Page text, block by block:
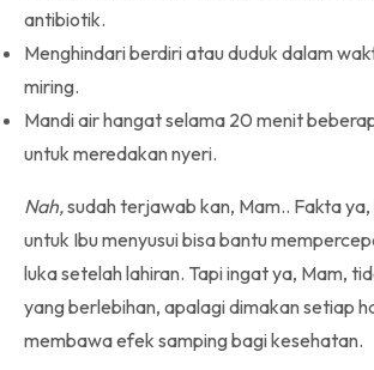
antibiotik.
Menghindari berdiri atau duduk dalam
miring.
Mandi air hangat selama 20 menit
untuk meredakan nyeri.
Nah,sudah terjawab kan, Mam.. Fakta ya,
untuk Ibu menyusui bisa bantu
luka setelah lahiran. Tapi ingat ya, Mam,
yang berlebihan, apalagi dimakan setiap
membawa efek samping bagi kesehatan.